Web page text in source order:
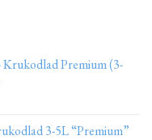
Krukodlad Premium (3-
3-5L “Premium”